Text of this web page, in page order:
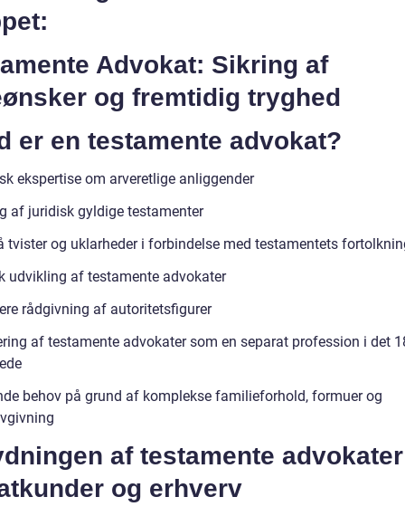
Advokat: Sikring af
og fremtidig tryghed
er en testamente advokat?
ekspertise om arveretlige anliggender
af juridisk gyldige testamenter
tvister og uklarheder i forbindelse med testamentets
udvikling af testamente advokater
rådgivning af autoritetsfigurer
af testamente advokater som en separat profession i det
behov på grund af komplekse familieforhold, formuer og
af testamente
og erhverv